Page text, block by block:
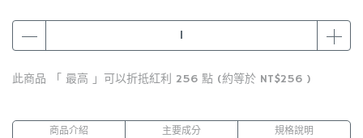
此商品 「 最高 」可以折抵紅利 256 點 (約等於 NT$256 )
商品介紹 主要成分 規格說明